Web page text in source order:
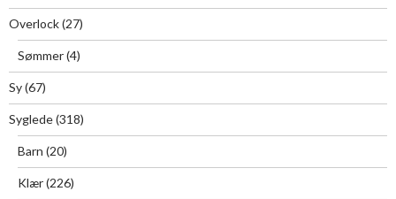
Overlock(27)
Sømmer(4)
Sy(67)
Syglede(318)
Barn (20)
Klær(226)